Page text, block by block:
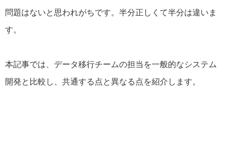
問題はないと思われがちです。半分正しくて半分は違いま
す。
本記事では、データ移行チームの担当を一般的なシステム
開発と比較し、共通する点と異なる点を紹介します。